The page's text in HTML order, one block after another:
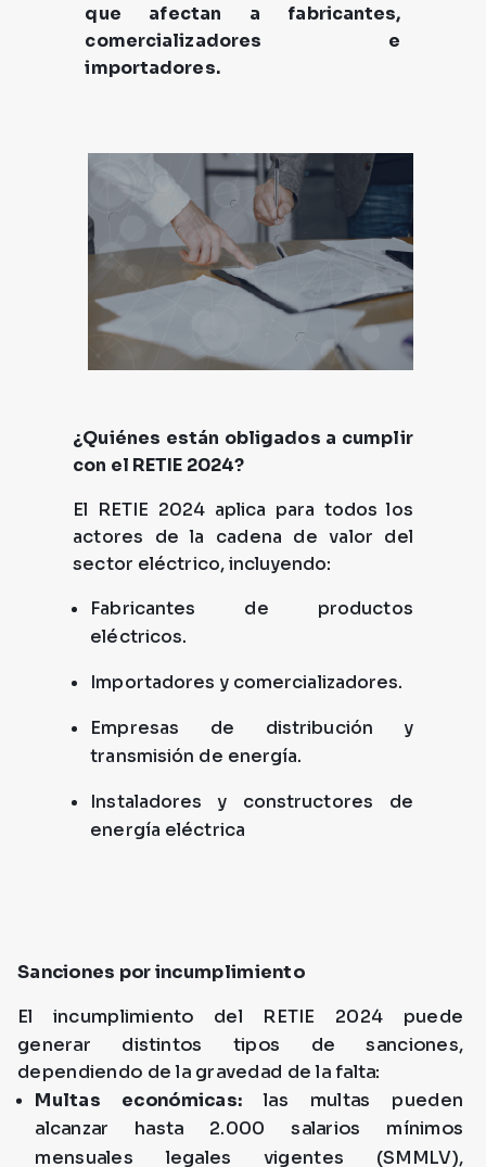
que afectan a fabricantes,
comercializadores e
importadores.
¿Quiénes están obligados a cumplir
con el RETIE 2024?
El RETIE 2024 aplica para todos los
actores de la cadena de valor del
sector eléctrico, incluyendo:
Fabricantes de productos
eléctricos.
Importadores y comercializadores.
Empresas de distribución y
transmisión de energía.
Instaladores y constructores de
energía eléctrica
Sanciones por incumplimiento
El incumplimiento del RETIE 2024 puede
generar distintos tipos de sanciones,
dependiendo de la gravedad de la falta:
Multas económicas:
las multas pueden
alcanzar hasta 2.000 salarios mínimos
mensuales legales vigentes (SMMLV),